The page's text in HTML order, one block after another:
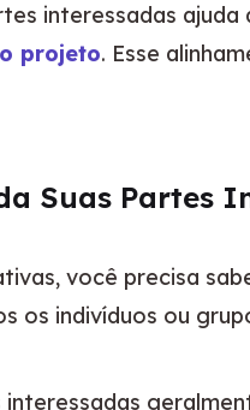
interessadas
projeto. Esse
Suas Partes
você precisa
os indivíduos ou